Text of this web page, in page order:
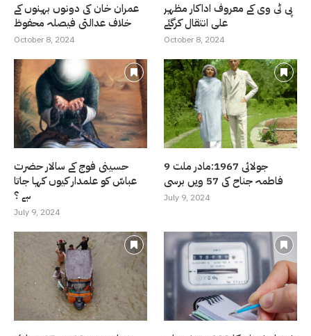
عمران خان کی دونوں بہنوں کے
خلاف عدالتی فیصلہ محفوظ
October 8, 2024
پی ٹی وی کے معروف اداکار مظہر
علی انتقال کرگئے
October 8, 2024
حسینی فوج کے سالار حضرت
عباسّ کو علمدار کیوں کہا جاتا
ہے ؟
July 9, 2024
9 جولائی 1967:مادر ملت
فاطمہ جناح کی 57 ویں برسی
July 9, 2024